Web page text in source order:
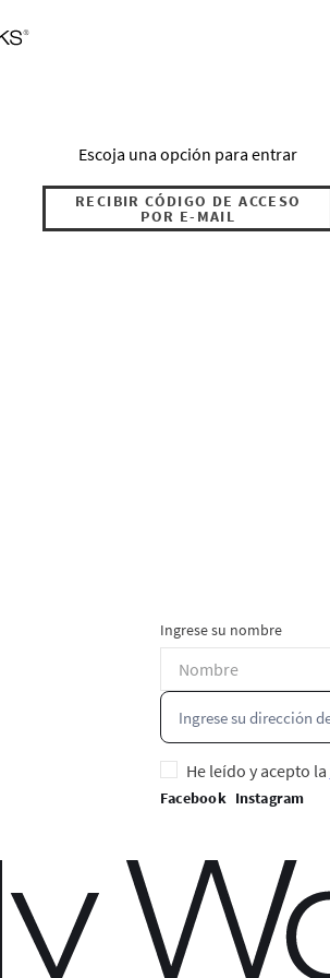
Escoja una opción para entrar
RECIBIR CÓDIGO DE ACCESO
POR E-MAIL
Ingrese su nombre
He leído y acepto la